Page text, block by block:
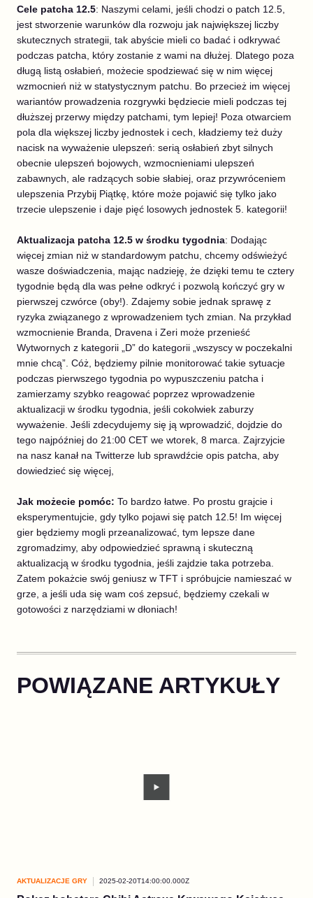
Cele patcha 12.5: Naszymi celami, jeśli chodzi o patch 12.5,
jest stworzenie warunków dla rozwoju jak największej liczby
skutecznych strategii, tak abyście mieli co badać i odkrywać
podczas patcha, który zostanie z wami na dłużej. Dlatego poza
długą listą osłabień, możecie spodziewać się w nim więcej
wzmocnień niż w statystycznym patchu. Bo przecież im więcej
wariantów prowadzenia rozgrywki będziecie mieli podczas tej
dłuższej przerwy między patchami, tym lepiej! Poza otwarciem
pola dla większej liczby jednostek i cech, kładziemy też duży
nacisk na wyważenie ulepszeń: serią osłabień zbyt silnych
obecnie ulepszeń bojowych, wzmocnieniami ulepszeń
zabawnych, ale radzących sobie słabiej, oraz przywróceniem
ulepszenia Przybij Piątkę, które może pojawić się tylko jako
trzecie ulepszenie i daje pięć losowych jednostek 5. kategorii!
Aktualizacja patcha 12.5 w środku tygodnia: Dodając
więcej zmian niż w standardowym patchu, chcemy odświeżyć
wasze doświadczenia, mając nadzieję, że dzięki temu te cztery
tygodnie będą dla was pełne odkryć i pozwolą kończyć gry w
pierwszej czwórce (oby!). Zdajemy sobie jednak sprawę z
ryzyka związanego z wprowadzeniem tych zmian. Na przykład
wzmocnienie Branda, Dravena i Zeri może przenieść
Wytwornych z kategorii „D” do kategorii „wszyscy w poczekalni
mnie chcą”. Cóż, będziemy pilnie monitorować takie sytuacje
podczas pierwszego tygodnia po wypuszczeniu patcha i
zamierzamy szybko reagować poprzez wprowadzenie
aktualizacji w środku tygodnia, jeśli cokolwiek zaburzy
wyważenie. Jeśli zdecydujemy się ją wprowadzić, dojdzie do
tego najpóźniej do 21:00 CET we wtorek, 8 marca. Zajrzyjcie
na nasz kanał na Twitterze lub sprawdźcie opis patcha, aby
dowiedzieć się więcej,
Jak możecie pomóc: To bardzo łatwe. Po prostu grajcie i
eksperymentujcie, gdy tylko pojawi się patch 12.5! Im więcej
gier będziemy mogli przeanalizować, tym lepsze dane
zgromadzimy, aby odpowiedzieć sprawną i skuteczną
aktualizacją w środku tygodnia, jeśli zajdzie taka potrzeba.
Zatem pokażcie swój geniusz w TFT i spróbujcie namieszać w
grze, a jeśli uda się wam coś zepsuć, będziemy czekali w
gotowości z narzędziami w dłoniach!
POWIĄZANE ARTYKUŁY
AKTUALIZACJE GRY 2025-02-20T14:00:00.000Z